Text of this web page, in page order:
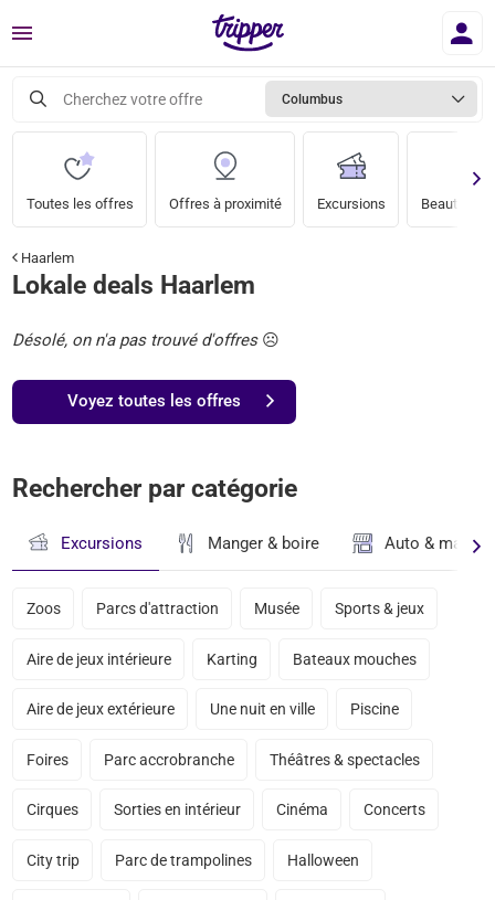
Menu
Cherchez votre offre Columbus
Toutes les offres Offres à proximité Excursions Beauté &
Haarlem
Lokale deals Haarlem
Désolé, on n'a pas trouvé d'offres☹️
Voyez toutes les offres
Rechercher par catégorie
Excursions Manger & boire Auto &
Zoos Parcs d'attraction Musée Sports & jeux
Aire de jeux intérieure Karting Bateaux mouches
Aire de jeux extérieure Une nuit en ville Piscine
Foires Parc accrobranche Théâtres & spectacles
Cirques Sorties en intérieur Cinéma Concerts
City trip Parc de trampolines Halloween